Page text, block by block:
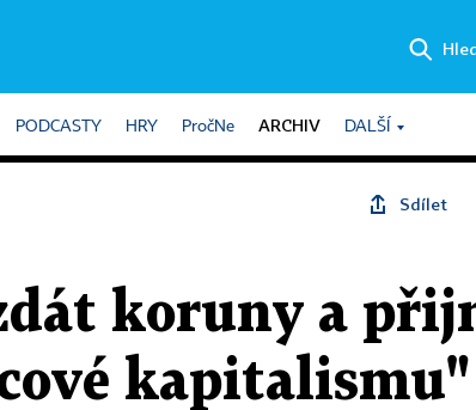
PODCASTY HRY PročNe ARCHIV DALŠÍ
Sdílet
koruny a
kapitalismu"